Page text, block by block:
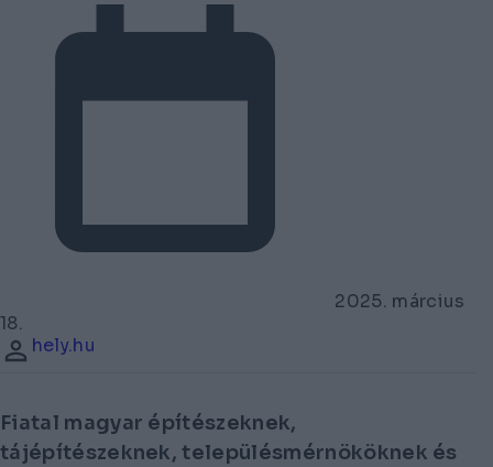
2025. március
18.
hely.hu
Fiatal magyar építészeknek,
tájépítészeknek, településmérnököknek és